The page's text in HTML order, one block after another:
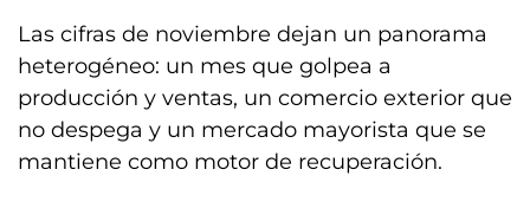
Las cifras de noviembre dejan un panorama
heterogéneo: un mes que golpea a
producción y ventas, un comercio exterior que
no despega y un mercado mayorista que se
mantiene como motor de recuperación.